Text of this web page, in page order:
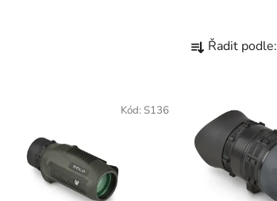
a
p
Řadit podle:
Kód: S136